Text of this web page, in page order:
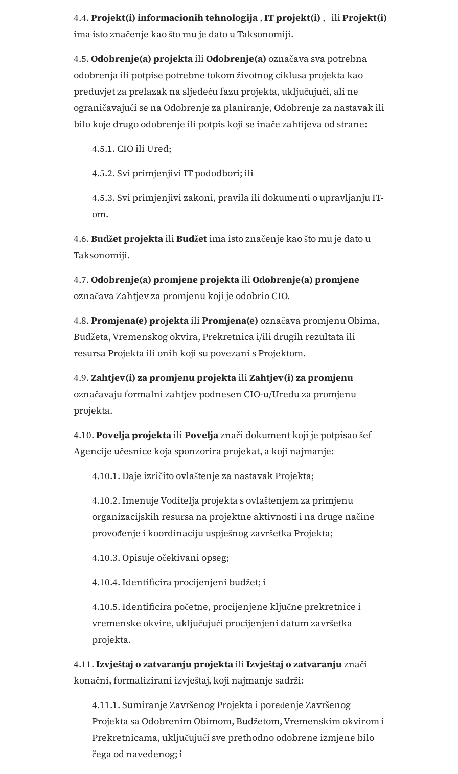
4.4. Projekt(i) informacionih tehnologija , IT projekt(i) , iliProjekt(i)
ima isto značenje kao što mu je dato u Taksonomiji.
4.5. Odobrenje(a) projektailiOdobrenje(a) označava sva potrebna
odobrenja ili potpise potrebne tokom životnog ciklusa projekta kao
preduvjet za prelazak na sljedeću fazu projekta, uključujući, ali ne
ograničavajući se na Odobrenje za planiranje, Odobrenje za nastavak ili
bilo koje drugo odobrenje ili potpis koji se inače zahtijeva od strane:
4.5.1. CIO ili Ured;
4.5.2. Svi primjenjivi IT pododbori; ili
4.5.3. Svi primjenjivi zakoni, pravila ili dokumenti o upravljanju IT-
om.
4.6. Budžet projektailiBudžetima isto značenje kao što mu je dato u
Taksonomiji.
4.7. Odobrenje(a) promjene projektailiOdobrenje(a) promjene
označava Zahtjev za promjenu koji je odobrio CIO.
4.8. Promjena(e) projektailiPromjena(e) označava promjenu Obima,
Budžeta, Vremenskog okvira, Prekretnica i/ili drugih rezultata ili
resursa Projekta ili onih koji su povezani s Projektom.
4.9. Zahtjev(i) za promjenu projektailiZahtjev(i) za promjenu
označavaju formalni zahtjev podnesen CIO-u/Uredu za promjenu
projekta.
4.10. Povelja projektailiPoveljaznači dokument koji je potpisao šef
Agencije učesnice koja sponzorira projekat, a koji najmanje:
4.10.1. Daje izričito ovlaštenje za nastavak Projekta;
4.10.2. Imenuje Voditelja projekta s ovlaštenjem za primjenu
organizacijskih resursa na projektne aktivnosti i na druge načine
provođenje i koordinaciju uspješnog završetka Projekta;
4.10.3. Opisuje očekivani opseg;
4.10.4. Identificira procijenjeni budžet; i
4.10.5. Identificira početne, procijenjene ključne prekretnice i
vremenske okvire, uključujući procijenjeni datum završetka
projekta.
4.11. Izvještaj o zatvaranju projektailiIzvještaj o zatvaranjuznači
konačni, formalizirani izvještaj, koji najmanje sadrži:
4.11.1. Sumiranje Završenog Projekta i poređenje Završenog
Projekta sa Odobrenim Obimom, Budžetom, Vremenskim okvirom i
Prekretnicama, uključujući sve prethodno odobrene izmjene bilo
čega od navedenog; i